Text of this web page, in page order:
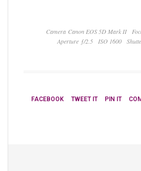
Camera Canon EOS 5D Mark II
Aperture ƒ/2.5
ISO 1600
FACEBOOK TWEET IT PIN IT